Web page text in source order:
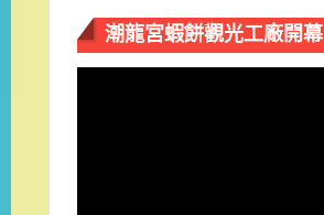
潮龍宮蝦餅觀光工廠開幕